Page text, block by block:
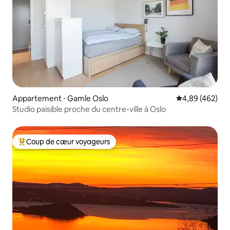
Appartement ⋅ Gamle Oslo Évaluation
4,89 (462)
Studio paisible proche du centre-ville à Oslo
Coups de cœur voyageurs les plus appréciés
Coup de cœur voyageurs